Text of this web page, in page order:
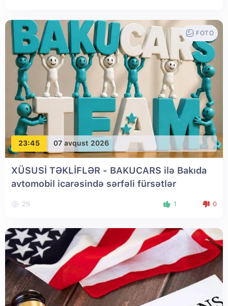
23:45 07 avqust 2026
FOTO
XÜSUSİ TƏKLİFLƏR - BAKUCARS ilə Bakıda
avtomobil icarəsində sərfəli fürsətlər
25 1 0